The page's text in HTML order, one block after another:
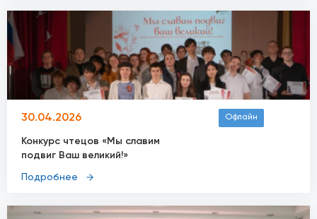
30.04.2026 Офлайн
Конкурс чтецов «Мы славим
подвиг Ваш великий!»
Подробнее